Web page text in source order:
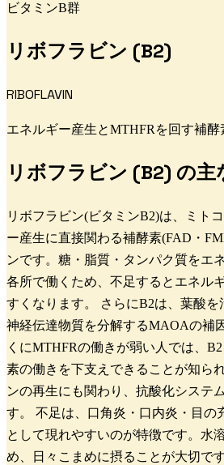
ビタミンB群
リボフラビン (B2)
RIBOFLAVIN
エネルギー産生とMTHFRを回す補酵
リボフラビン (B2) の主
リボフラビン(ビタミンB2)は、ミト
ー産生に直接関わる補酵素(FAD・
ンです。糖・脂質・タンパク質をエ
各所で働くため、不足するとエネル
すくなります。 さらにB2は、葉酸を
神経伝達物質を分解するMAOAの補
くにMTHFRの働きが弱い人では、
素の働きを下支えできることが知ら
ンの再生にも関わり、抗酸化システ
す。 不足は、口角炎・口内炎・目の
として現れやすいのが特徴です。水
め、日々こまめに摂ることが大切です